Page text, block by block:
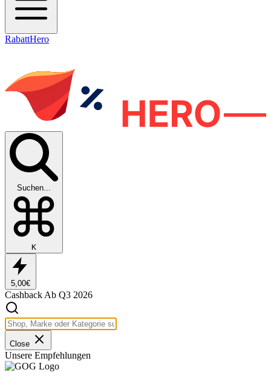
RabattHero
Suchen...
K
5,00€
CashbackAb Q3 2026
Close
Unsere Empfehlungen